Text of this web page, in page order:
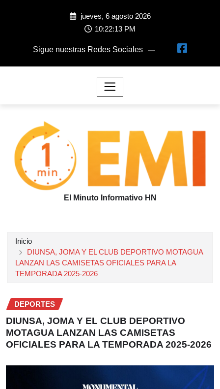
jueves, 6 agosto 2026
10:22:14 PM
Sigue nuestras Redes Sociales
El Minuto Informativo HN
Inicio
DIUNSA, JOMA Y EL CLUB DEPORTIVO MOTAGUA
LANZAN LAS CAMISETAS OFICIALES PARA LA
TEMPORADA 2025-2026
DEPORTES
DIUNSA, JOMA Y EL CLUB DEPORTIVO
MOTAGUA LANZAN LAS CAMISETAS
OFICIALES PARA LA TEMPORADA 2025-2026